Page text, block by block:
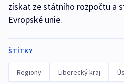
získat ze státního rozpočtu a
Evropské unie.
ŠTÍTKY
Regiony Liberecký kraj